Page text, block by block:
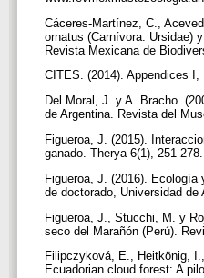
Cáceres-Martínez, C.,
ornatus (Carnívora: Ursidae)
Revista Mexicana de
CITES. (2014). Appendices
Del Moral, J. y A. Bracho.
de Argentina. Revista del
Figueroa, J. (2015).
ganado. Therya 6(1), 251-
Figueroa, J. (2016).
de doctorado, Universidad
Figueroa, J., Stucchi, M. y
seco del Marañón (Perú).
Filipczyková, E., Heitkönig,
Ecuadorian cloud forest: A